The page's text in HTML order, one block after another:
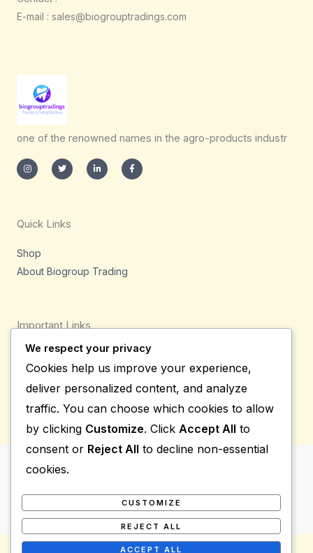
E-mail : sales@biogrouptradings.com
one of the renowned names in the agro-products industr
n
s
t
m
w
i
t
n
k
a
c
e
Quick Links
Shop
About Biogroup Trading
Important Links
Privacy Policy
Shipping Details
Terms & Conditions
Powered by Bio Group Tradings
We respect your privacy
Cookies help us improve your experience,
deliver personalized content, and analyze
traffic. You can choose which cookies to allow
by clicking Customize. Click Accept All to
consent or Reject All to decline non-essential
cookies.
CUSTOMIZE
REJECT ALL
ACCEPT ALL